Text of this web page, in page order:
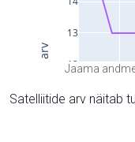
Jaama
Satelliitide arv näitab